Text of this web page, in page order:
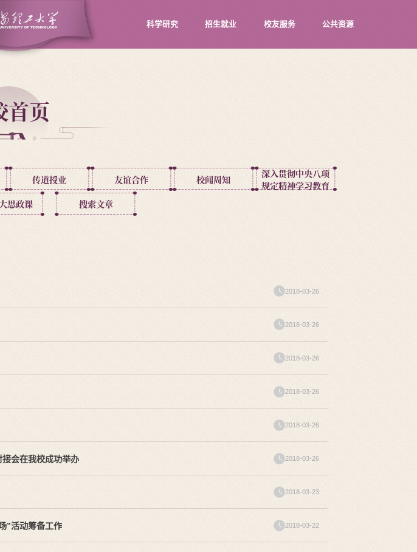
科学研究 招生就业 校友服务 公共资源
首页
传道授业 友谊合作 校闻周知
深入贯彻中央八项
规定精神学习教育
思政课 搜索文章
2018-03-26
2018-03-26
2018-03-26
2018-03-26
2018-03-26
会在我校成功举办 2018-03-26
2018-03-23
”活动筹备工作 2018-03-22